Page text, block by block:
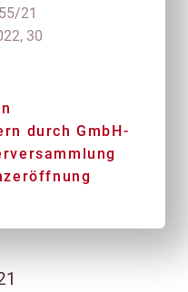
21
30
durch GmbH-